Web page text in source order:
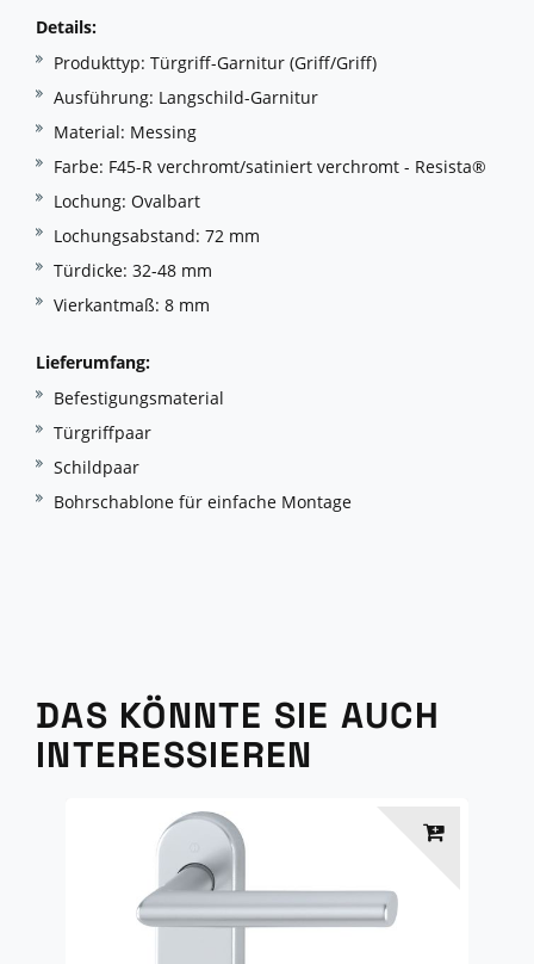
Details:
Produkttyp: Türgriff-Garnitur (Griff/Griff)
Ausführung: Langschild-Garnitur
Material: Messing
Farbe: F45-R verchromt/satiniert verchromt - Resista®
Lochung: Ovalbart
Lochungsabstand: 72 mm
Türdicke: 32-48 mm
Vierkantmaß: 8 mm
Lieferumfang:
Befestigungsmaterial
Türgriffpaar
Schildpaar
Bohrschablone für einfache Montage
DAS KÖNNTE SIE AUCH
INTERESSIEREN